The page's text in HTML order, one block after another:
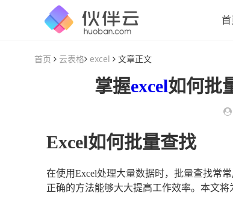
首页 云表格 excel 文章正文
掌握excel如何批
Excel如何批量查找
在使用Excel处理大量数据时，批量查找常
正确的方法能够大大提高工作效率。本文